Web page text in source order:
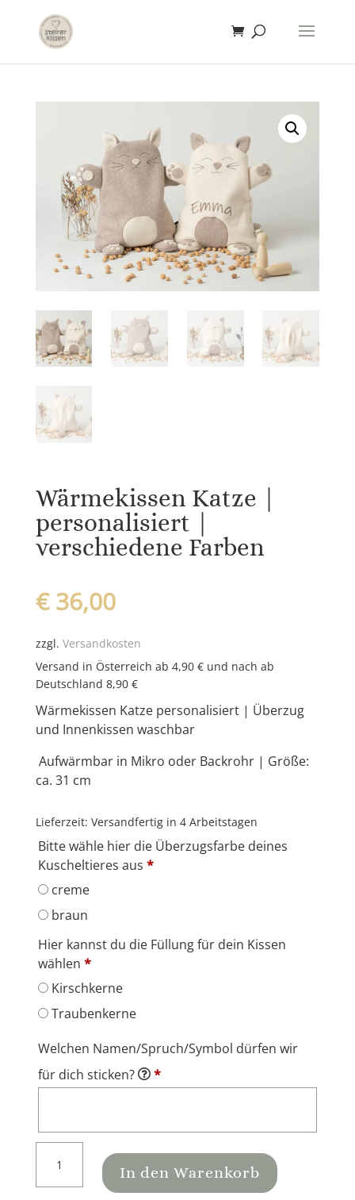
Wärmekissen Katze |
personalisiert |
verschiedene Farben
€36,00
zzgl. Versandkosten
Versand in Österreich ab 4,90 € und nach ab
Deutschland 8,90 €
Wärmekissen Katze personalisiert | Überzug
und Innenkissen waschbar
Aufwärmbar in Mikro oder Backrohr | Größe:
ca. 31 cm
Lieferzeit: Versandfertig in 4 Arbeitstagen
Bitte wähle hier die Überzugsfarbe deines
Kuscheltieres aus *
creme
braun
Hier kannst du die Füllung für dein Kissen
wählen *
Kirschkerne
Traubenkerne
Welchen Namen/Spruch/Symbol dürfen wir
für dich sticken?
*
Wärmekissen
Katze
|
In den Warenkorb